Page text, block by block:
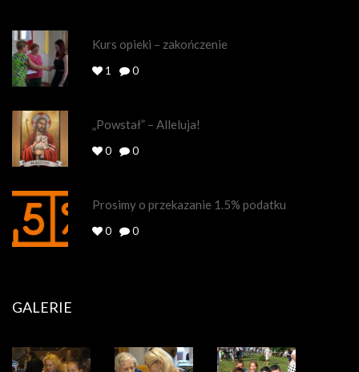
Kurs opieki – zakończenie
1 0
„Powstał” – Alleluja!
0 0
Prosimy o przekazanie 1.5% podatku
0 0
GALERIE